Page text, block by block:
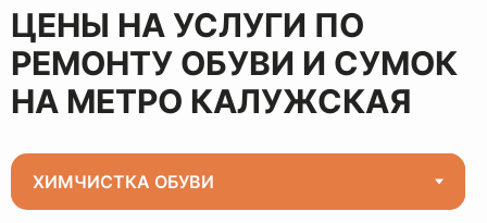
ЦЕНЫ НА УСЛУГИ ПО
РЕМОНТУ ОБУВИ И СУМОК
НА МЕТРО КАЛУЖСКАЯ